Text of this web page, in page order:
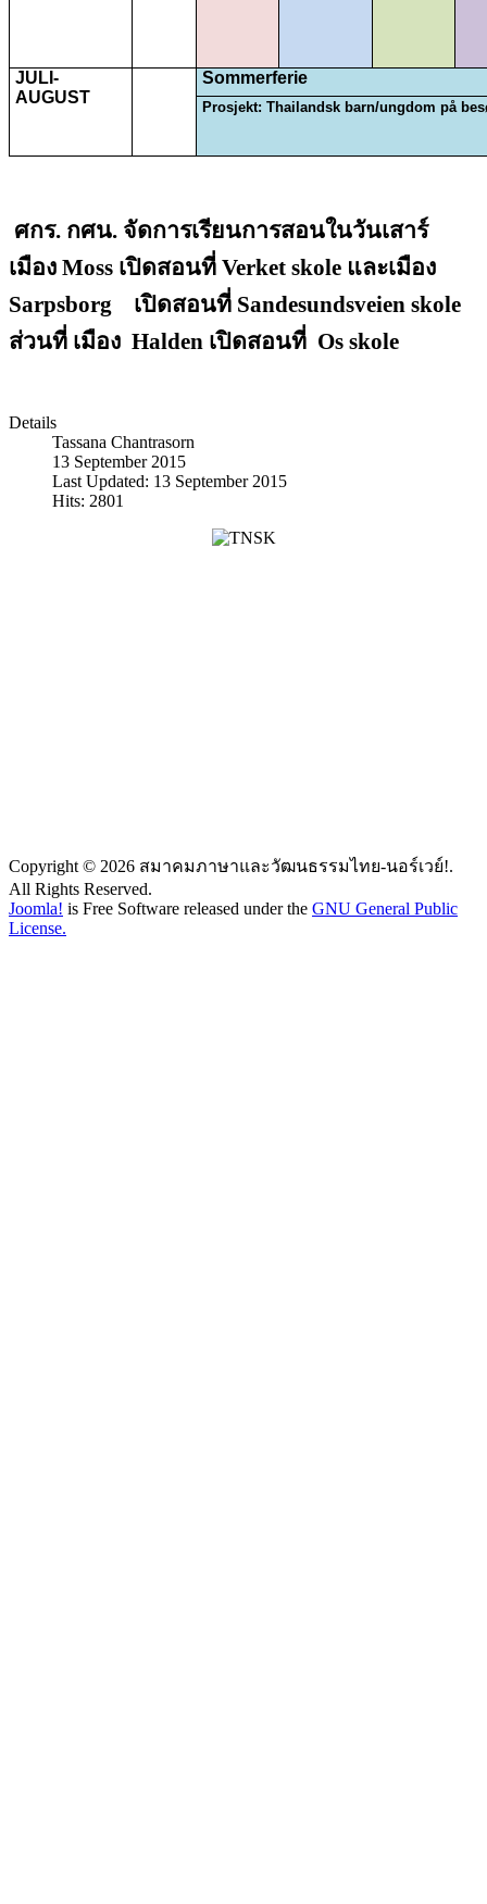
JULI-
AUGUST
Sommerferie
Prosjekt: Thailandsk barn/ungdom på
ศกร. กศน. จัดการเรียนการสอนในวันเสาร์
เมือง Moss เปิดสอนที่ Verket skole และเมือง
Sarpsborg เปิดสอนที่ Sandesundsveien skole
ส่วนที่ เมือง Halden เปิดสอนที่ Os skole
Details
Tassana Chantrasorn
13 September 2015
Last Updated: 13 September 2015
Hits: 2801
Copyright © 2026 สมาคมภาษาและวัฒนธรรมไทย-นอร์เวย์!.
All Rights Reserved.
Joomla! is Free Software released under the GNU General Public
License.